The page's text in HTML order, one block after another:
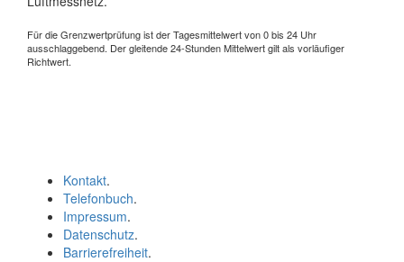
Für die Grenzwertprüfung ist der Tagesmittelwert von 0 bis 24 Uhr
ausschlaggebend. Der gleitende 24-Stunden Mittelwert gilt als vorläufiger
Richtwert.
Kontakt.
Telefonbuch.
Impressum.
Datenschutz.
Barrierefreiheit.